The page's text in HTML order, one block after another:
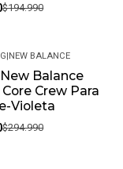
$194.990
|NEW BALANCE
Balance
Crew Para
Violeta
$294.990